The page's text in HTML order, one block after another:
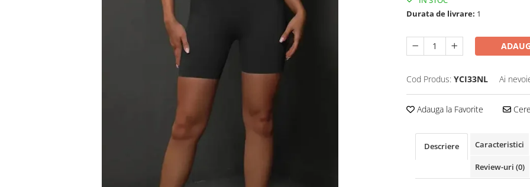
Durata de livrare: 1
Cod Produs: YCI33NL Ai
Adauga la Favorite
Descriere Caracteristici
Review-uri (0)